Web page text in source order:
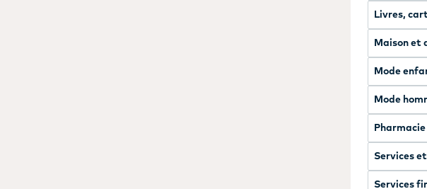
Livres,
Maison et
Mode
Mode
Pharmacie
Services
Services